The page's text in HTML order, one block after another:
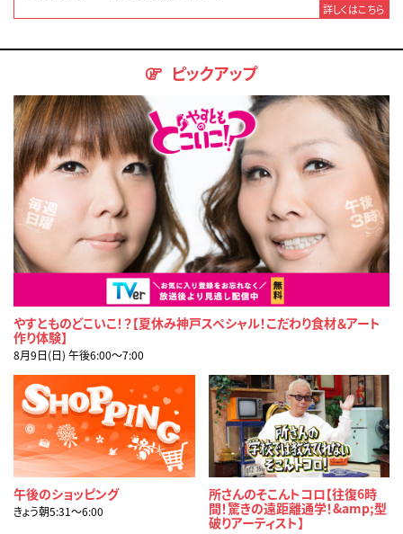
詳しくはこちら
ピックアップ
やすとものどこいこ！？【夏休み神戸スペシャル！こだわり食材＆アート
作り体験】
8月9日(日) 午後6:00〜7:00
午後のショッピング
きょう朝5:31〜6:00
所さんのそこんトコロ【往復6時
間！驚きの遠距離通学！&amp;型
破りアーティスト】